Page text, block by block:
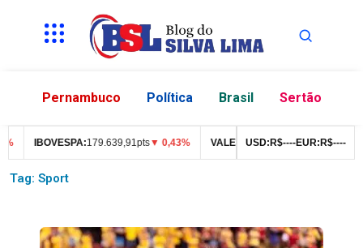
Pernambuco Política Brasil Sertão
IBOVESPA:179.639,91pts▼ 0,43% VALE3:R$76,99▼ 2,49% ITUB4:
USD: R$----EUR: R$----
Tag: Sport